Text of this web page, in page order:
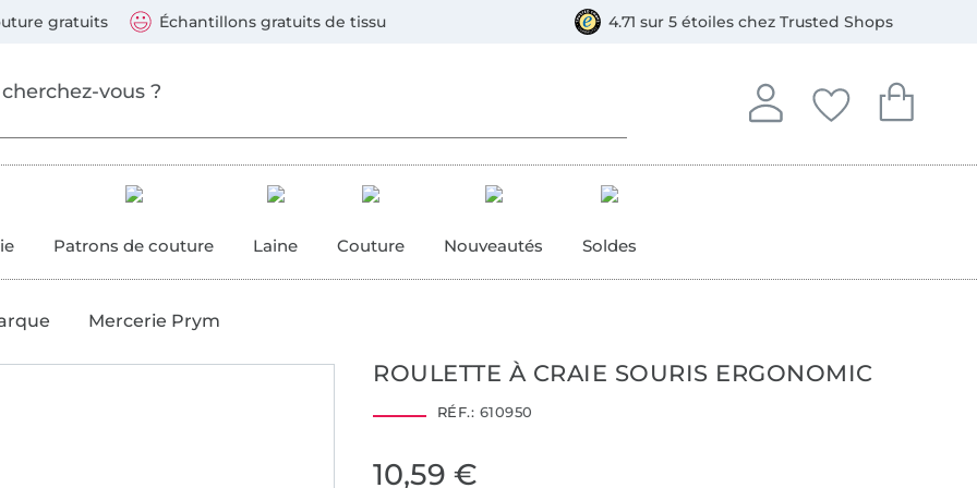
gratuits Échantillons gratuits de tissu 4.71 sur 5 étoiles chez Trusted Shops
Se connecter
Se connecter à votre
Mes favoris
Vous avez
Mon
Vous avez
Patrons de couture Laine Couture Nouveautés Soldes
Mercerie Prym
ROULETTE À CRAIE SOURIS ERGONOMIC
RÉF.: 610950
10,59 €
suivants : Visa, Mastercard, Carte bleue, PayPal, Virement, Bancontact